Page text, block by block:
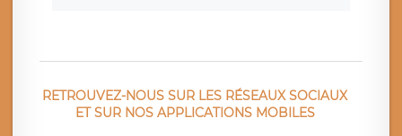
RETROUVEZ-NOUS SUR LES RÉSEAUX SOCIAUX
ET SUR NOS APPLICATIONS MOBILES